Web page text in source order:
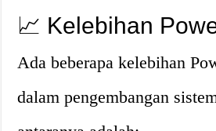
📈 Kelebihan
Ada beberapa kelebihan
dalam pengembangan